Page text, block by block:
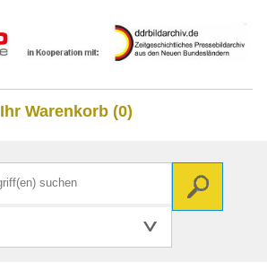
Ihr Warenkorb (0)